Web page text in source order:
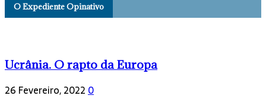
O Expediente Opinativo
Ucrânia. O rapto da Europa
26 Fevereiro, 20220